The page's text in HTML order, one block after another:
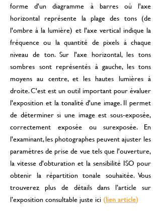
forme d'un diagramme à barres où l'axe
horizontal représente la plage des tons (de
l'ombre à la lumière) et l'axe vertical indique la
fréquence ou la quantité de pixels à chaque
niveau de ton. Sur l'axe horizontal, les tons
sombres sont représentés à gauche, les tons
moyens au centre, et les hautes lumières à
droite. C'est est un outil important pour évaluer
l'exposition et la tonalité d'une image. Il permet
de déterminer si une image est sous-exposée,
correctement exposée ou surexposée. En
l'examinant, les photographes peuvent ajuster les
paramètres de prise de vue tels que l'ouverture,
la vitesse d'obturation et la sensibilité ISO pour
obtenir la répartition tonale souhaitée. Vous
trouverez plus de détails dans l’article sur
l’exposition consultable juste ici (lien article)